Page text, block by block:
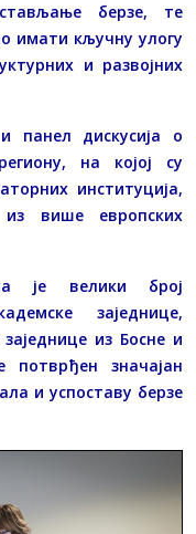
берзе, те
имати кључну улогу
и развојних
панел дискусија о
на којој су
институција,
из више европских
је велики број
заједнице,
из Босне и
потврђен значајан
и успоставу берзе